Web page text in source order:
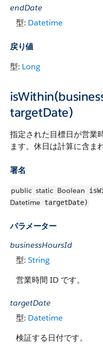
endDate
型: Datetime
戻り値
型: Long
targetDate)
指定された目標日が営業
ます。休日は計算に含ま
署名
public static Boolean
Datetime targetDate)
パラメーター
businessHoursId
型: String
営業時間 ID です。
targetDate
型: Datetime
検証する日付です。